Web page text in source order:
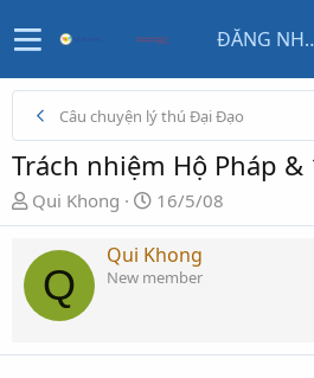
Câu chuyện lý thú Đại Đạo
Trách nhiệm Hộ Pháp &
N
g
ư
h
Qui Khong
N
g
à
y
i
16/5/08
Q
Qui Khong
New member